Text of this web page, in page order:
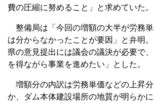
費の圧縮に努めること」と求めていた。
整備局は「今回の増額の大半が労務
は分からなかったことが要因」と弁明
県の意見提出には議会の議決が必要で
を得ながら事業を進めたい」とした。
増額分の内訳は労務単価などの上昇
か、ダム本体建設場所の地質が明らか